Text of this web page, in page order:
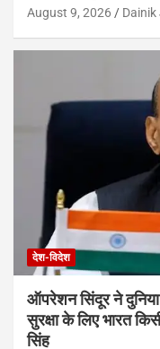
August 9, 2026
देश-विदेश
ऑपरेशन सिंदूर ने दुनिया
सुरक्षा के लिए भारत
सिंह